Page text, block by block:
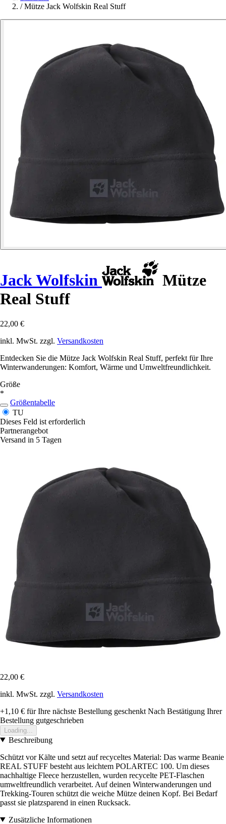
/ Mütze Jack Wolfskin Real Stuff
Jack Wolfskin
Mütze
Real Stuff
22,00 €
inkl. MwSt. zzgl. Versandkosten
Entdecken Sie die Mütze Jack Wolfskin Real Stuff, perfekt für Ihre
Winterwanderungen: Komfort, Wärme und Umweltfreundlichkeit.
Größe
*
Größentabelle
TU
Dieses Feld ist erforderlich
Partnerangebot
Versand in 5 Tagen
22,00 €
inkl. MwSt. zzgl. Versandkosten
+1,10 € für Ihre nächste Bestellung geschenkt Nach Bestätigung Ihrer
Bestellung gutgeschrieben
Loading...
Beschreibung
Schützt vor Kälte und setzt auf recyceltes Material: Das warme Beanie
REAL STUFF besteht aus leichtem POLARTEC 100. Um dieses
nachhaltige Fleece herzustellen, wurden recycelte PET-Flaschen
umweltfreundlich verarbeitet. Auf deinen Winterwanderungen und
Trekking-Touren schützt die weiche Mütze deinen Kopf. Bei Bedarf
passt sie platzsparend in einen Rucksack.
Zusätzliche Informationen